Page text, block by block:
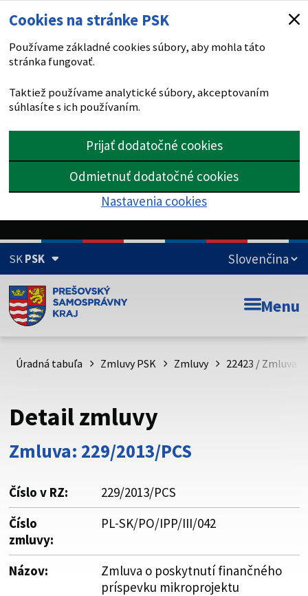
Cookies na stránke PSK
Používame základné cookies súbory, aby mohla táto
stránka fungovať.
Taktiež používame analytické súbory, akceptovaním
súhlasíte s ich používaním.
Prijať dodatočné cookies
Odmietnuť dodatočné cookies
Nastavenia cookies
SKPSK
Doména psk.sk je oficiálna
Toto je oficiálna webová stránka Prešovského
psk.sk.
Buďte pozorní a vždy sa uistite, že zdieľate informácie iba
cez zabezpečenú webovú stránku. Zabezpečená stránka
vždy začína https:// pred názvom domény webového sídla.
Menu
Úradná tabuľa Zmluvy PSK Zmluvy 22423 / Zmluva
Detail zmluvy
Zmluva: 229/2013/PCS
Číslo v RZ:
229/2013/PCS
Číslo
zmluvy:
PL-SK/PO/IPP/III/042
Názov:
Zmluva o poskytnutí finančného
príspevku mikroprojektu